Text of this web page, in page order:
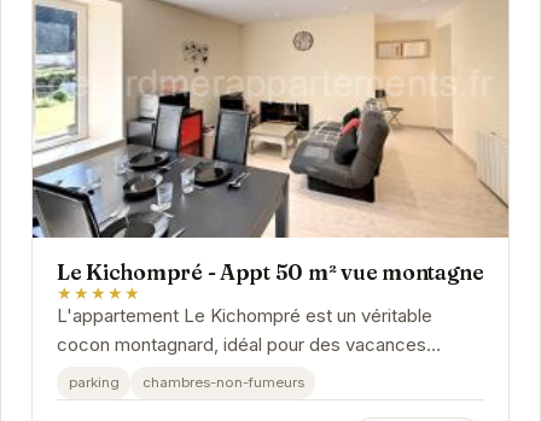
Le Kichompré - Appt 50 m² vue montagne
★★★★★
L'appartement Le Kichompré est un véritable
cocon montagnard, idéal pour des vacances
ressourçantes. Son emplacement privilégié offre
un accès...
parking chambres-non-fumeurs